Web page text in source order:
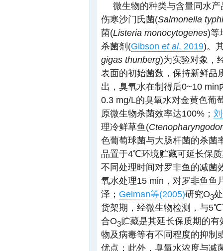
微生物的种类与含量同水
伤寒沙门氏菌(Salmonella
菌(Listeria monocytogenes)等
杀菌剂(Gibson et al, 2019)。
gigas thunberg)为实验对象，
表面的初始菌数，保持新鲜品
出，臭氧水在制得后0~10
0.3 mg/L的臭氧水对金黄色葡
原微生物杀菌效率达100%；
理冷鲜草鱼(
色葡萄球菌与大肠杆菌的杀菌
品置于4℃环境贮藏可延长保
不同处理时间对罗非鱼的减菌
氧水处理15 min，对罗非鱼鱼
泽； Gelman等(2005)研究O3
货架期，经微生物检测，与
合O3贮藏是其延长保质期的
物及病毒等有不同程度的抑制
优点；此外，臭氧水浓度与减